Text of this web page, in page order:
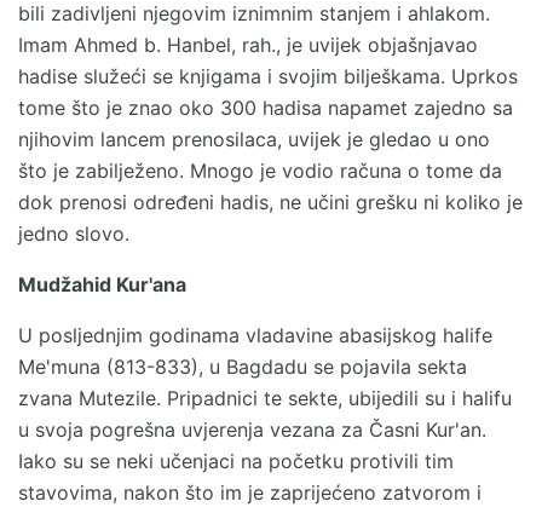
bili zadivljeni njegovim iznimnim stanjem i ahlakom.
Imam Ahmed b. Hanbel, rah., je uvijek objašnjavao
hadise služeći se knjigama i svojim bilješkama. Uprkos
tome što je znao oko 300 hadisa napamet zajedno sa
njihovim lancem prenosilaca, uvijek je gledao u ono
što je zabilježeno. Mnogo je vodio računa o tome da
dok prenosi određeni hadis, ne učini grešku ni koliko je
jedno slovo.
Mudžahid Kur'ana
U posljednjim godinama vladavine abasijskog halife
Me'muna (813-833), u Bagdadu se pojavila sekta
zvana Mutezile. Pripadnici te sekte, ubijedili su i halifu
u svoja pogrešna uvjerenja vezana za Časni Kur'an.
Iako su se neki učenjaci na početku protivili tim
stavovima, nakon što im je zaprijećeno zatvorom i